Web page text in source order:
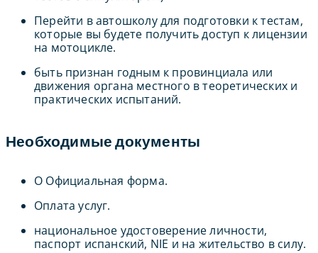
Перейти в автошколу для подготовки к тестам,
которые вы будете получить доступ к лицензии
на мотоцикле.
быть признан годным к провинциала или
движения органа местного в теоретических и
практических испытаний.
Необходимые документы
O Официальная форма.
Оплата услуг.
национальное удостоверение личности,
паспорт испанский, NIE и на жительство в силу.